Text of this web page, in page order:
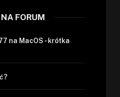
FORUM
na MacOS - krótka